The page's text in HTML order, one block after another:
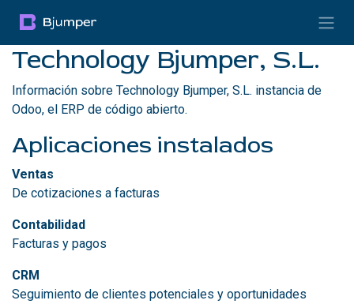
Technology Bjumper, S.L.
Información sobre Technology Bjumper, S.L. instancia de
Odoo, el ERP de código abierto.
Aplicaciones instalados
Ventas
De cotizaciones a facturas
Contabilidad
Facturas y pagos
CRM
Seguimiento de clientes potenciales y oportunidades